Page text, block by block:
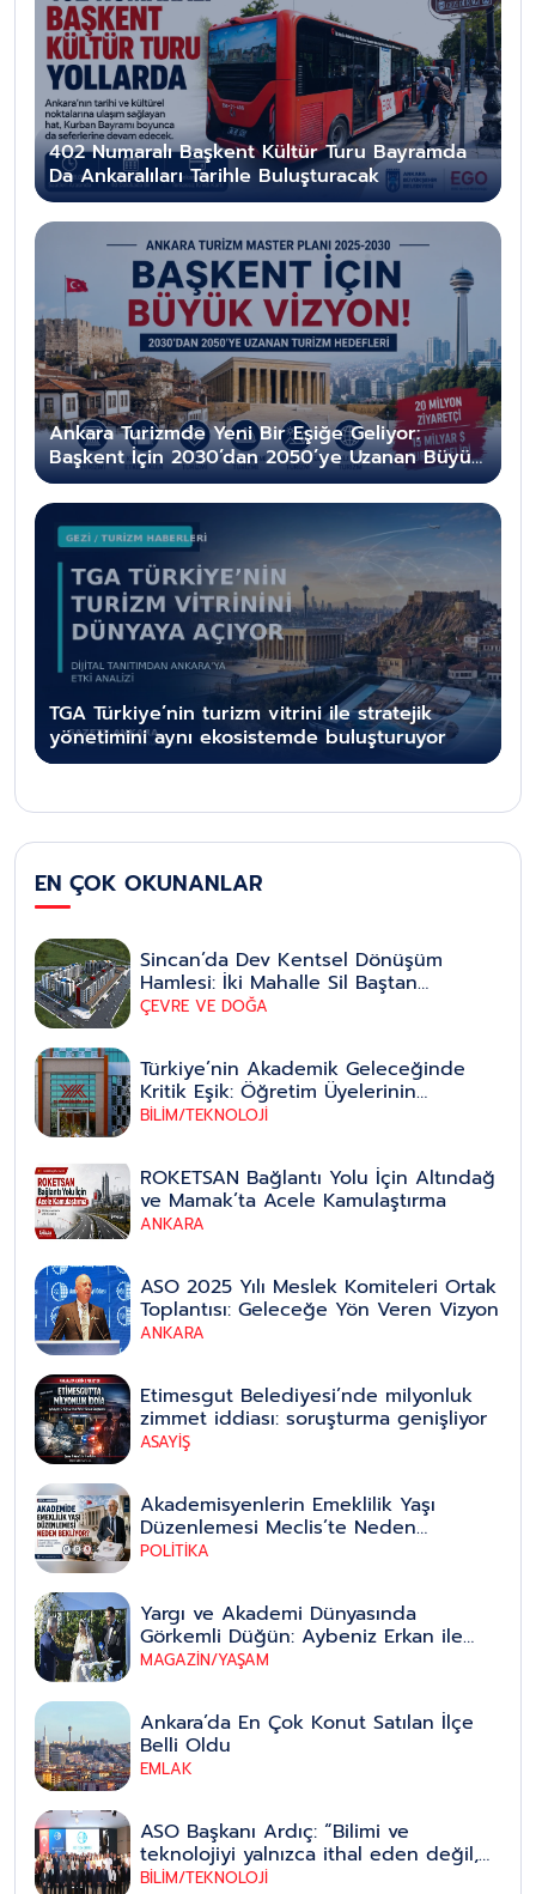
402 Numaralı Başkent Kültür Turu Bayramda
Da Ankaralıları Tarihle Buluşturacak
Ankara Turizmde Yeni Bir Eşiğe Geliyor:
Başkent İçin 2030’dan 2050’ye Uzanan Büyük
Vizyon
TGA Türkiye’nin turizm vitrini ile stratejik
yönetimini aynı ekosistemde buluşturuyor
EN ÇOK OKUNANLAR
Sincan’da Dev Kentsel Dönüşüm
Hamlesi: İki Mahalle Sil Baştan
Yenileniyor
ÇEVRE VE DOĞA
Türkiye’nin Akademik Geleceğinde
Kritik Eşik: Öğretim Üyelerinin
Emeklilik Yaşı Düzenlemesi Yeni Bir
BİLİM/TEKNOLOJİ
ROKETSAN Bağlantı Yolu İçin Altındağ
ve Mamak’ta Acele Kamulaştırma
ANKARA
ASO 2025 Yılı Meslek Komiteleri Ortak
Toplantısı: Geleceğe Yön Veren Vizyon
ANKARA
Etimesgut Belediyesi’nde milyonluk
zimmet iddiası: soruşturma genişliyor
ASAYİŞ
Akademisyenlerin Emeklilik Yaşı
Düzenlemesi Meclis’te Neden
Bekliyor?
POLİTİKA
Yargı ve Akademi Dünyasında
Görkemli Düğün: Aybeniz Erkan ile
Bahadır Erdem Hayatlarını Birleştirdi
MAGAZİN/YAŞAM
Ankara’da En Çok Konut Satılan İlçe
Belli Oldu
EMLAK
ASO Başkanı Ardıç: “Bilimi ve
teknolojiyi yalnızca ithal eden değil,
bizzat üreten bir ülke olmak
BİLİM/TEKNOLOJİ